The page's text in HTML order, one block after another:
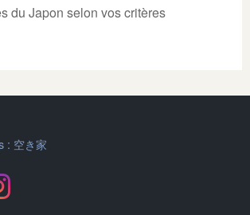
du Japon selon vos critères
: 空き家